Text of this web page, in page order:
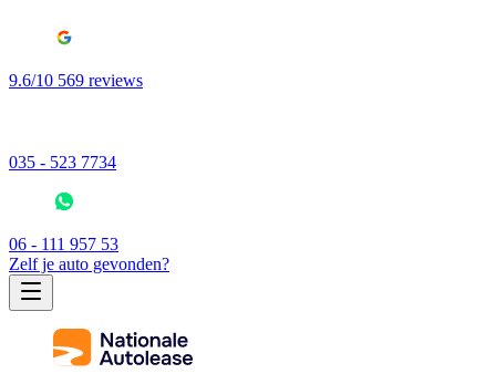
9.6/10 569 reviews
035 - 523 7734
06 - 111 957 53
Zelf je auto gevonden?